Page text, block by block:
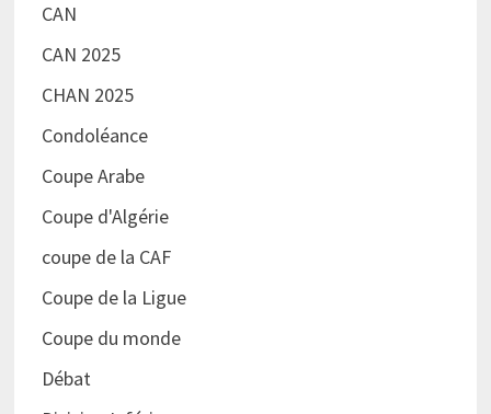
CAN
CAN 2025
CHAN 2025
Condoléance
Coupe Arabe
Coupe d'Algérie
coupe de la CAF
Coupe de la Ligue
Coupe du monde
Débat